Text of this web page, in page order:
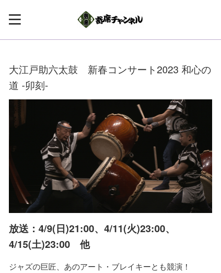
大江戸助六太鼓 新春コンサート2023 和心の
道 -卯刻-
放送：4/9(日)21:00、4/11(火)23:00、
4/15(土)23:00 他
ジャズの巨匠、あのアート・ブレイキーとも競演！